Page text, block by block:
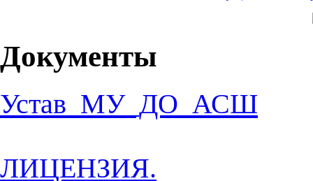
Документы
Устав_МУ_ДО_АСШ
ЛИЦЕНЗИЯ.